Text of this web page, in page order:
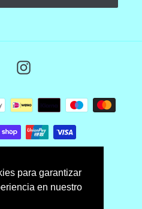
para garantizar
en nuestro
FacebookInstagram
Formas
de
pagamento
Com tecnologia Shopify